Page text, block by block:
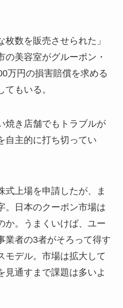
数を販売させられた」
の美容室がグルーポン・
万円の損害賠償を求める
もいる。
き店舗でもトラブルが
自主的に打ち切ってい
上場を申請したが、ま
。日本のクーポン市場は
か。うまくいけば、ユー
業者の3者がそろって得す
モデル。市場は拡大して
見通すまで課題は多いよ